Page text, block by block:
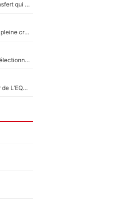
Paul Seixas chez UAE avec Tadej Pogacar : Le transfert qui effraie le peloton, «c’est la pire des choses qui puisse arriver»
Grégory Lorenzi doit renoncer à cinq signatures en pleine crise financière : L’IA propose sept noms à l’OM pour un mercato réussi... à seulement 5M€ !
«Plus grand, je ferai chauffeur-livreur» : Nouveau sélectionneur des Bleus, Zinédine Zidane s’était imaginé un avenir très différent lorsqu'il était enfant
Johan Micoud en conflit avec un autre chroniqueur de L’EQUIPE du Soir : «Pendant un moment, je ne les ai pas remis ensemble dans l'émission»